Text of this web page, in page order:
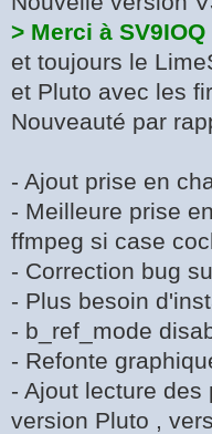
> Merci à
et toujours le
et Pluto avec les
Nouveauté par
- Ajout prise en
- Meilleure prise
ffmpeg si case
- Correction bug
- Plus besoin
- b_ref_mode
- Refonte
- Ajout lecture
version Pluto ,